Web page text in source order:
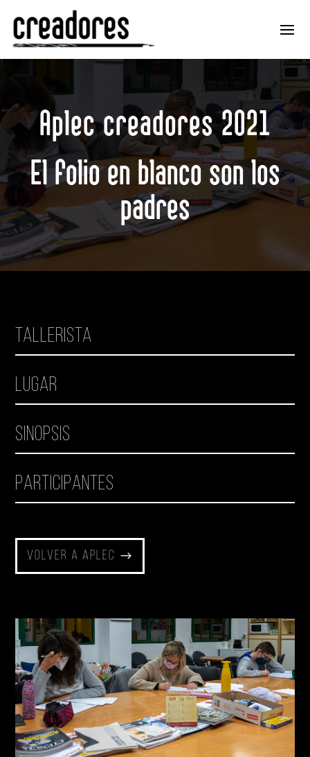
Aplec creadores 2021
El folio en blanco son los
padres
Tallerista
Lugar
Sinopsis
Participantes
Volver a Aplec